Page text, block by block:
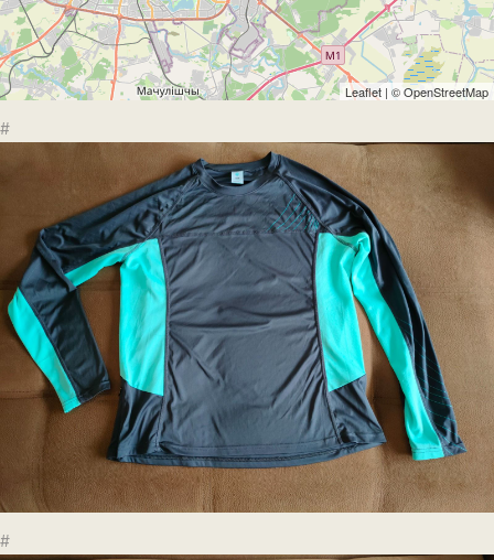
Leaflet | ©OpenStreetMap
#
#